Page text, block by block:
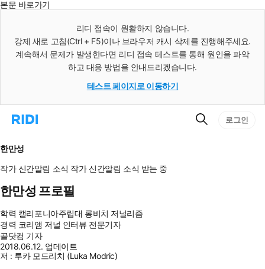
본문 바로가기
리디 접속이 원활하지 않습니다.
강제 새로 고침(Ctrl + F5)이나 브라우저 캐시 삭제를 진행해주세요.
계속해서 문제가 발생한다면 리디 접속 테스트를 통해 원인을 파악
하고 대응 방법을 안내드리겠습니다.
테스트 페이지로 이동하기
리
으
로
이
동
검
로그인
한만성
작가 신간알림 소식 작가 신간알림 소식 받는 중
한만성 프로필
학력 캘리포니아주립대 롱비치 저널리즘
경력 코리앰 저널 인터뷰 전문기자
골닷컴 기자
2018.06.12. 업데이트
저 : 루카 모드리치 (Luka Modric)